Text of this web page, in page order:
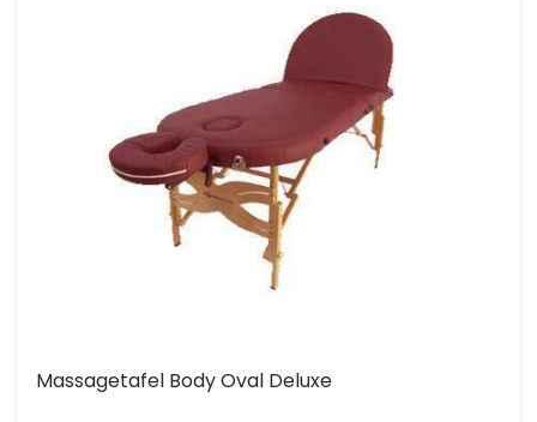
Massagetafel Body Oval Deluxe